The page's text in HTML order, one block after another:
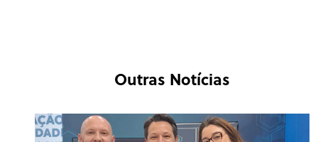
Outras Notícias